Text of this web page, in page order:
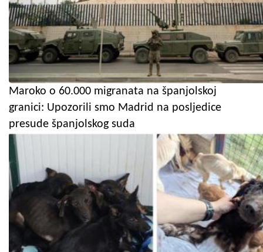
Maroko o 60.000 migranata na španjolskoj
granici: Upozorili smo Madrid na posljedice
presude španjolskog suda